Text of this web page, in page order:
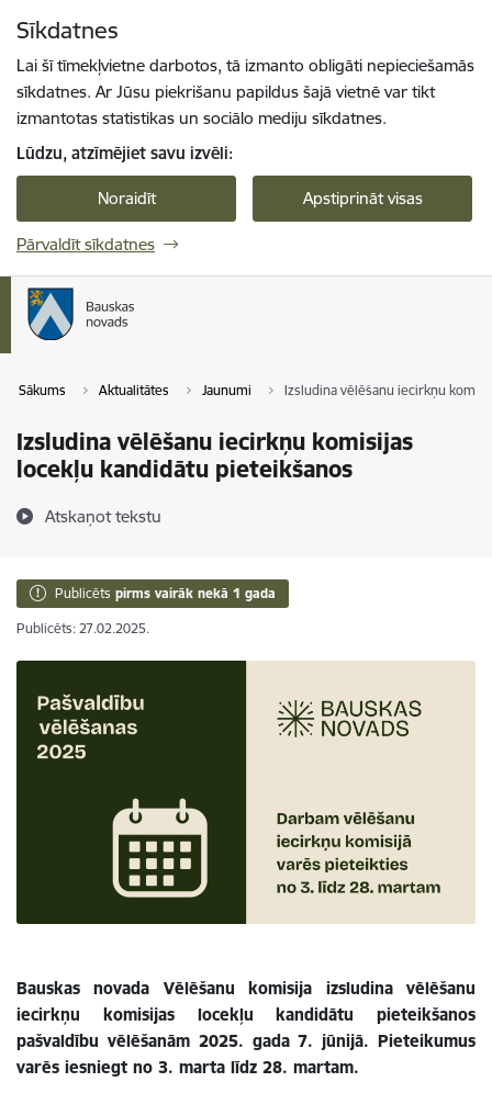
Sīkdatnes
Lai šī tīmekļvietne darbotos, tā izmanto obligāti nepieciešamās
sīkdatnes. Ar Jūsu piekrišanu papildus šajā vietnē var tikt
izmantotas statistikas un sociālo mediju sīkdatnes.
Lūdzu, atzīmējiet savu izvēli:
Noraidīt Apstiprināt visas
Pārvaldīt sīkdatnes
Sākums Aktualitātes Jaunumi Izsludina vēlēšanu iecirkņu
Izsludina vēlēšanu iecirkņu komisijas
locekļu kandidātu pieteikšanos
Atskaņot tekstu
Publicēts pirms vairāk nekā 1 gada
Publicēts: 27.02.2025.
Bauskas novada Vēlēšanu komisija izsludina vēlēšanu
iecirkņu komisijas locekļu kandidātu pieteikšanos
pašvaldību vēlēšanām 2025. gada 7. jūnijā. Pieteikumus
varēs iesniegt no 3. marta līdz 28. martam.